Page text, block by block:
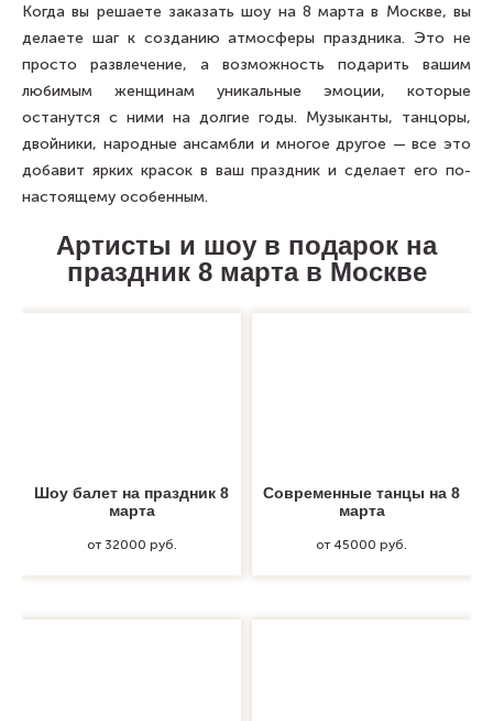
Когда вы решаете заказать шоу на 8 марта в Москве, вы
делаете шаг к созданию атмосферы праздника. Это не
просто развлечение, а возможность подарить вашим
любимым женщинам уникальные эмоции, которые
останутся с ними на долгие годы. Музыканты, танцоры,
двойники, народные ансамбли и многое другое — все это
добавит ярких красок в ваш праздник и сделает его по-
настоящему особенным.
Артисты и шоу в подарок на
праздник 8 марта в Москве
Шоу балет на праздник 8
марта
от 32000 руб.
Современные танцы на 8
марта
от 45000 руб.